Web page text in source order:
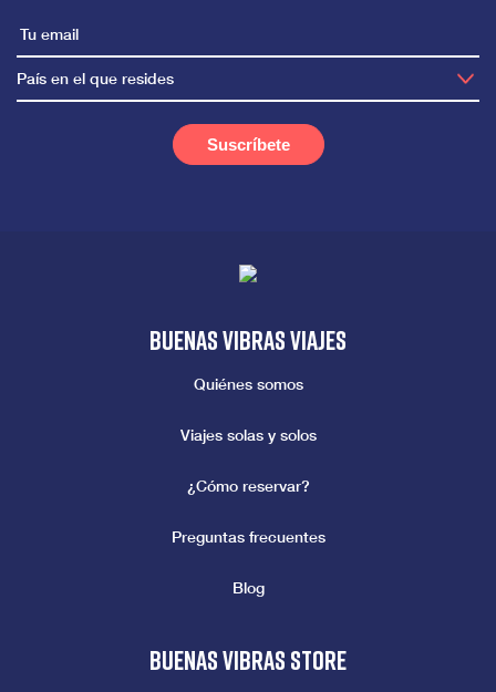
País en el que resides
Buenas vibras viajes
Quiénes somos
Viajes solas y solos
¿Cómo reservar?
Preguntas frecuentes
Blog
Buenas vibras store